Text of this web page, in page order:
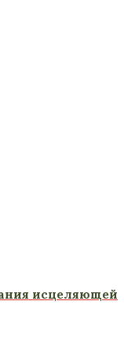
исцеляющей